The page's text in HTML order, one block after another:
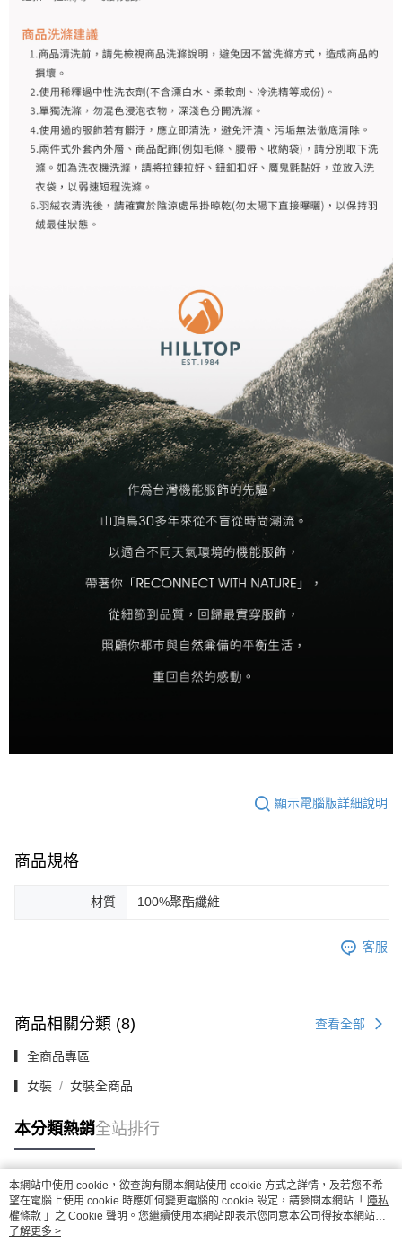
顯示電腦版詳細說明
商品規格
材質 100%聚酯纖維
客服
商品相關分類 (8) 查看全部
▎全商品專區
▎女裝 女裝全商品
本分類熱銷全站排行
熱門標籤
本網站中使用 cookie，欲查詢有關本網站使用 cookie 方式之詳情，及若您不希
望在電腦上使用 cookie 時應如何變更電腦的 cookie 設定，請參閱本網站「 隱私
權條款 」之 Cookie 聲明。您繼續使用本網站即表示您同意本公司得按本網站使
用條款之 Cookie 聲明使用 cookie。
了解更多 >